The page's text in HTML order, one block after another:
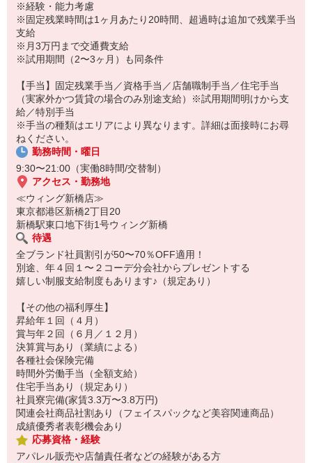
◆勤続5年・15年の節目に社員の新たな挑戦を応援する制有。
趣味・スキル習得など社員自身の成長につながる活動を応援しま
す。
◆海外研修実施（2025年度）
ショップスタッフとして10年以上勤務する社員対象。
※今年は韓国に行きました
※経験・能力考慮
※固定残業時間は1ヶ月あたり20時間、超過時は追加で残業手当
支給
※月3万円まで交通費支給
※試用期間（2〜3ヶ月）も同条件
【手当】固定残業手当／資格手当／店舗職制手当／住宅手当
（実家外かつ賃貸の場合のみ別途支給）※試用期間明けから支
給／特別手当
※手当の種類はエリアにより異なります。詳細は面接時にお尋
ねください。
勤務時間・曜日
9:30〜21:00（実働8時間/交替制）
アクセス・勤務地
≪ウィング新橋店≫
東京都港区新橋2丁目20
新橋駅東口地下街1号ウィング新橋
待遇
全ブランド社員割引が50〜70％OFF適用！
別途、年４回１〜２コーデ分会社からプレゼントする
嬉しい制服支給制度もあります♪（規定あり）
【その他の福利厚生】
昇給年１回（４月）
賞与年２回（６月／１２月）
決算賞与あり（業績による）
各種社会保険完備
時間外労働手当（全額支給）
住宅手当あり（規定あり）
社員寮完備(家賃3.3万〜3.8万円)
関連会社商品社割あり（フェイスパックなど美容関連商品）
成績優秀者表彰機会あり
応募資格・経験
アパレル販売や店舗責任者などの経験がある方